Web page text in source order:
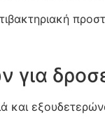
για
και